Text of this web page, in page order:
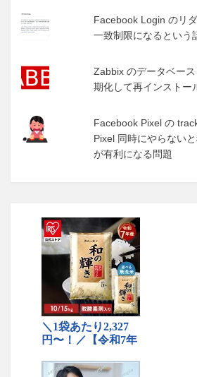
Facebook Login のリ
一致制限になるという
Zabbix のデータベー
期化して再インストー
Facebook Pixel の
Pixel 同時にやらない
が有利になる問題